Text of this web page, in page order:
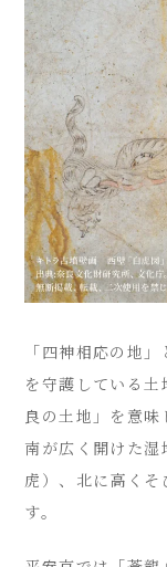
「四神相応の地
を守護している
良の土地」を意味
南が広く開けた
虎）、北に高くそ
す。